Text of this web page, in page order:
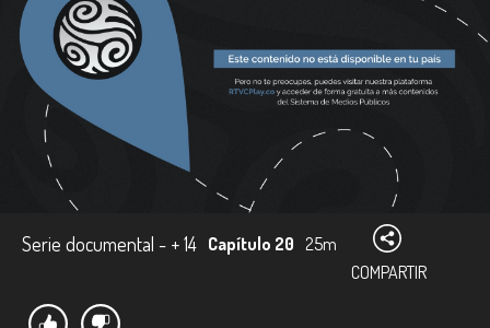
Serie documental - + 14 Capítulo 20 25m
COMPARTIR